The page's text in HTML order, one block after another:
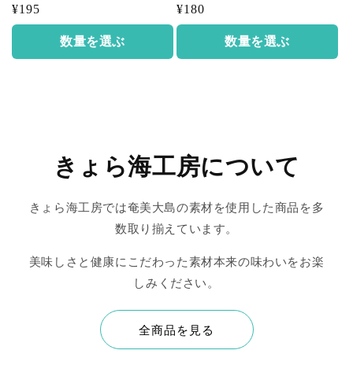
通
常
格
¥195
数量を選ぶ
通
常
格
¥180
数量を選ぶ
きょら海工房について
きょら海工房では奄美大島の素材を使用した商品を多
数取り揃えています。
美味しさと健康にこだわった素材本来の味わいをお楽
しみください。
全商品を見る